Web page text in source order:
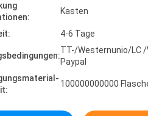
Kasten
4-6 Tage
TT-/Westernunio/LC
Paypal
100000000000